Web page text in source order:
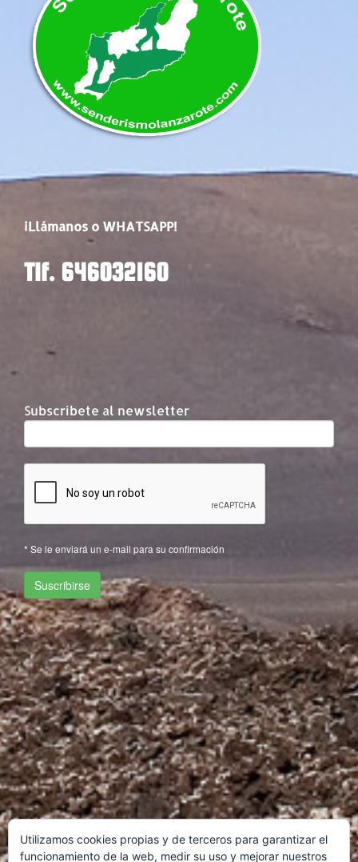
¡Llámanos o WHATSAPP!
Tlf. 646032160
Subscríbete al newsletter
Utilizamos cookies propias y de terceros para garantizar el
funcionamiento de la web, medir su uso y mejorar nuestros